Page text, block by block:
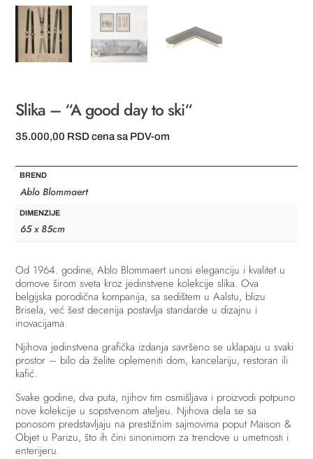
Slika – “A good day to ski“
35.000,00 RSD cena sa PDV-om
BREND
Ablo Blommaert
DIMENZIJE
65 x 85cm
Od 1964. godine, Ablo Blommaert unosi eleganciju i kvalitet u
domove širom sveta kroz jedinstvene kolekcije slika. Ova
belgijska porodična kompanija, sa sedištem u Aalstu, blizu
Brisela, već šest decenija postavlja standarde u dizajnu i
inovacijama.
Njihova jedinstvena grafička izdanja savršeno se uklapaju u svaki
prostor – bilo da želite oplemeniti dom, kancelariju, restoran ili
kafić.
Svake godine, dva puta, njihov tim osmišljava i proizvodi potpuno
nove kolekcije u sopstvenom ateljeu. Njihova dela se sa
ponosom predstavljaju na prestižnim sajmovima poput Maison &
Objet u Parizu, što ih čini sinonimom za trendove u umetnosti i
enterijeru.